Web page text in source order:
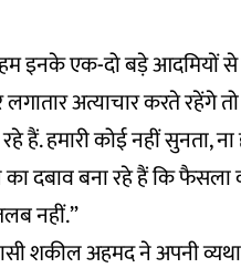
इनके एक-दो बड़े आदमियों
अत्याचार करते रहेंगे
हमारी कोई नहीं सुनता, ना
दबाव बना रहे हैं कि फैसला
नहीं.”
शकील अहमद ने अपनी